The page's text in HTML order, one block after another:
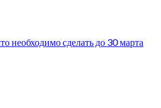
необходимо сделать до 30 марта